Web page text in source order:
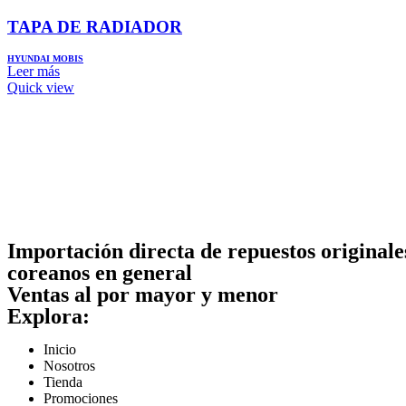
TAPA DE RADIADOR
HYUNDAI MOBIS
Leer más
Quick view
Importación directa de repuestos
coreanos en general
Ventas al por mayor y menor
Explora:
Inicio
Nosotros
Tienda
Promociones